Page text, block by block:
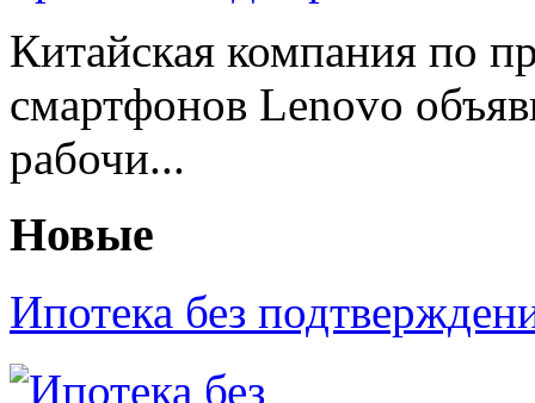
Китайская компания по
смартфонов Lenovo
рабочи...
Новые
Ипотека без